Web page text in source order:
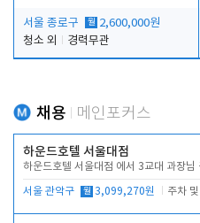
서울 종로구 월 2,600,000원
청소 외
경력무관
채용 메인포커스
하운드호텔 서울대점
하운드호텔 서울대점 에서 3교대 과장님
서울 관악구 월 3,099,270원